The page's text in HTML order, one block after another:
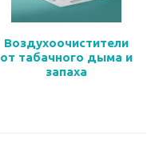
Воздухоочистители
от табачного дыма и
запаха